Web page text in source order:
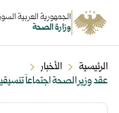
الجمهورية العربية
وزارة الصحة
الرئيسية
الأخبار
عقد وزير الصحة اجتماعاً